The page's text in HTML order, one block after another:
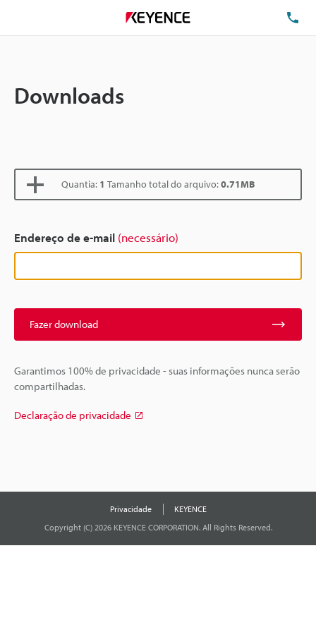
Downloads
Quantia: 1 Tamanho total do arquivo:0.71MB
Endereço de e-mail (necessário)
Fazer download
Garantimos 100% de privacidade - suas informações nunca serão
compartilhadas.
Declaração de privacidade
Privacidade
KEYENCE
Copyright (C) 2026 KEYENCE CORPORATION. All Rights Reserved.